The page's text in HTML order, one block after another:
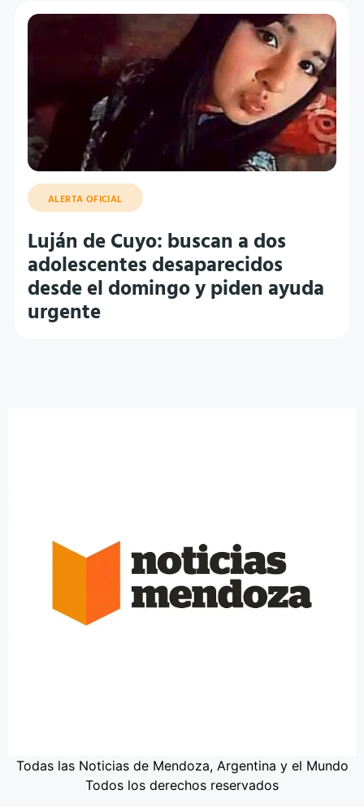
ALERTA OFICIAL
Luján de Cuyo: buscan a dos
adolescentes desaparecidos
desde el domingo y piden ayuda
urgente
Todas las Noticias de Mendoza, Argentina y el Mundo
Todos los derechos reservados